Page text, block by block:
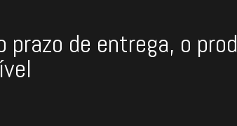
de entrega, o